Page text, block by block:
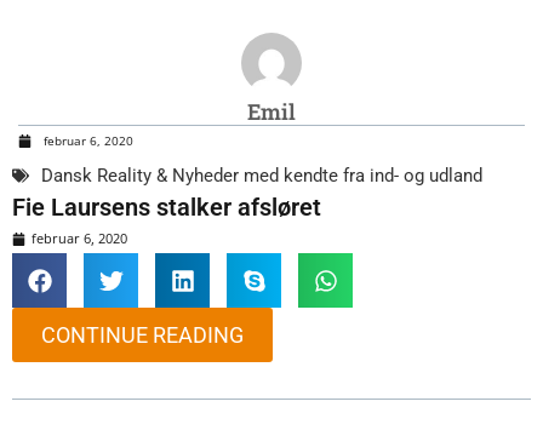
Emil
februar 6, 2020
Dansk Reality & Nyheder med kendte fra ind- og udland
Fie Laursens stalker afsløret
februar 6, 2020
CONTINUE READING